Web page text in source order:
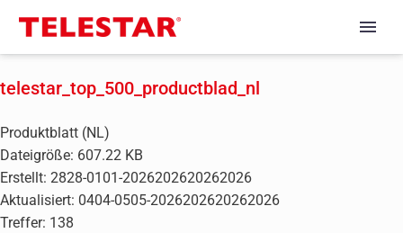
telestar_top_500_productblad_nl
Produktblatt (NL)
Dateigröße: 607.22 KB
Erstellt: 2828-0101-2026202620262026
Aktualisiert: 0404-0505-2026202620262026
Treffer: 138